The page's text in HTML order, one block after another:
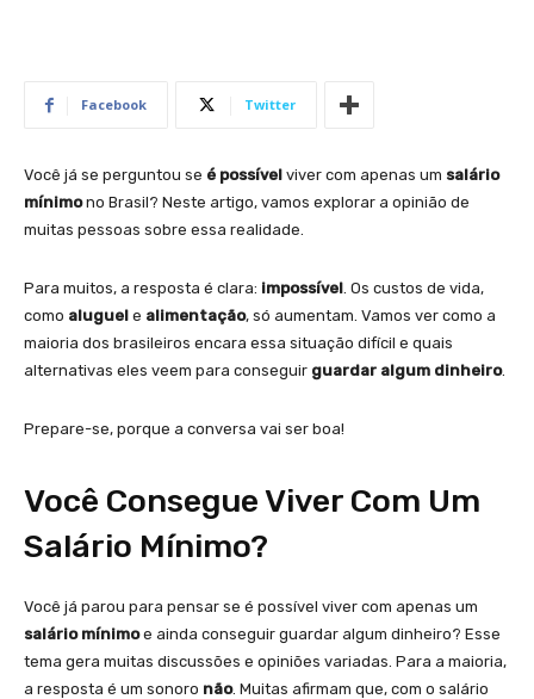
Facebook Twitter
Você já se perguntou se é possível viver com apenas um salário
mínimono Brasil? Neste artigo, vamos explorar a opinião de
muitas pessoas sobre essa realidade.
Para muitos, a resposta é clara: impossível. Os custos de vida,
como aluguel e alimentação, só aumentam. Vamos ver como a
maioria dos brasileiros encara essa situação difícil e quais
alternativas eles veem para conseguir guardar algum dinheiro.
Prepare-se, porque a conversa vai ser boa!
Você Consegue Viver Com Um
Salário Mínimo?
Você já parou para pensar se é possível viver com apenas um
salário mínimoe ainda conseguir guardar algum dinheiro? Esse
tema gera muitas discussões e opiniões variadas. Para a maioria,
a resposta é um sonoro não. Muitas afirmam que, com o salário